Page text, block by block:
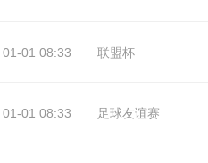
01-01 08:33 联盟杯
01-01 08:33 足球友谊赛